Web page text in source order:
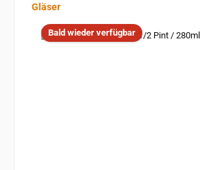
Produktgalerie überspringen
Gläser
Bald wieder verfügbar